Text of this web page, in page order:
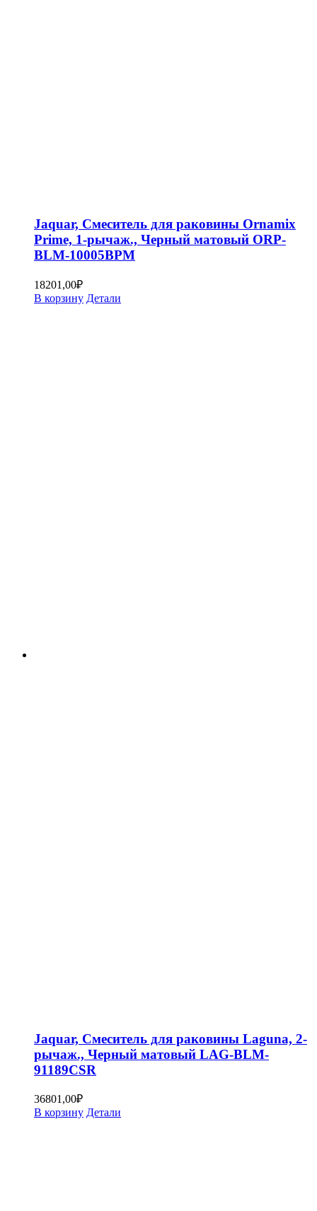
Jaquar, Смеситель для раковины Ornamix
Prime, 1-рычаж., Черный матовый ORP-
BLM-10005BPM
18201,00₽
В корзину Детали
Jaquar, Смеситель для раковины Laguna, 2-
рычаж., Черный матовый LAG-BLM-
91189CSR
36801,00₽
В корзину Детали